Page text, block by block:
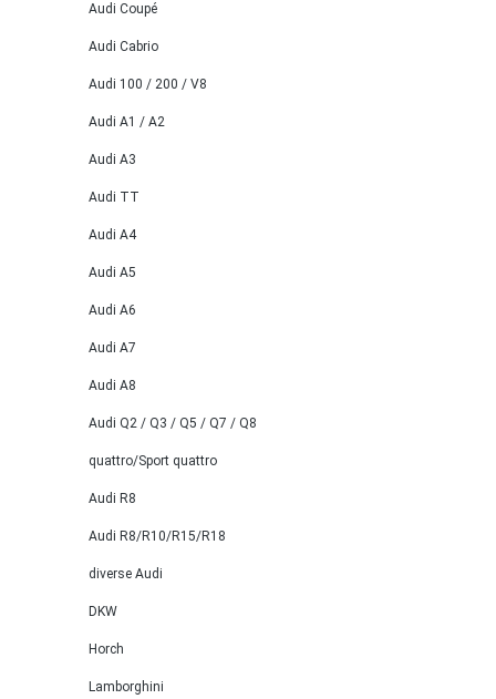
Audi Coupé
Audi Cabrio
Audi 100 / 200 / V8
Audi A1 / A2
Audi A3
Audi TT
Audi A4
Audi A5
Audi A6
Audi A7
Audi A8
Audi Q2 / Q3 / Q5 / Q7 / Q8
quattro/Sport quattro
Audi R8
Audi R8/R10/R15/R18
diverse Audi
DKW
Horch
Lamborghini